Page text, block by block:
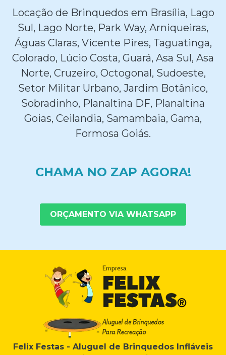
Locação de Brinquedos em Brasília, Lago
Sul, Lago Norte, Park Way, Arniqueiras,
Águas Claras, Vicente Pires, Taguatinga,
Colorado, Lúcio Costa, Guará, Asa Sul, Asa
Norte, Cruzeiro, Octogonal, Sudoeste,
Setor Militar Urbano, Jardim Botânico,
Sobradinho, Planaltina DF, Planaltina
Goias, Ceilandia, Samambaia, Gama,
Formosa Goiás.
CHAMA NO ZAP AGORA!
ORÇAMENTO VIA WHATSAPP
Felix Festas - Aluguel de Brinquedos Infláveis